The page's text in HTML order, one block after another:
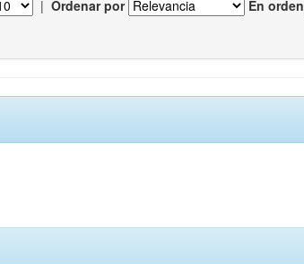
| Ordenar por En orden